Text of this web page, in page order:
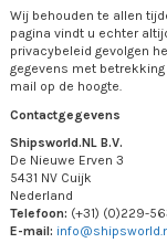
Wij behouden te allen
pagina vindt u echter
privacybeleid gevolgen
gegevens met
mail op de hoogte.
Contactgegevens
Shipsworld.NL B.V.
De Nieuwe Erven 3
5431 NV Cuijk
Nederland
Telefoon: (+31) (0)229-
E-mail: